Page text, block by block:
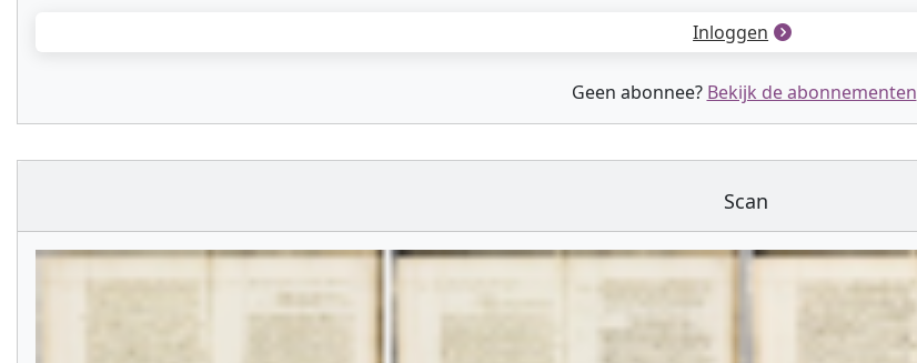
Inloggen
Geen abonnee? Bekijk de abonnementen
Scan